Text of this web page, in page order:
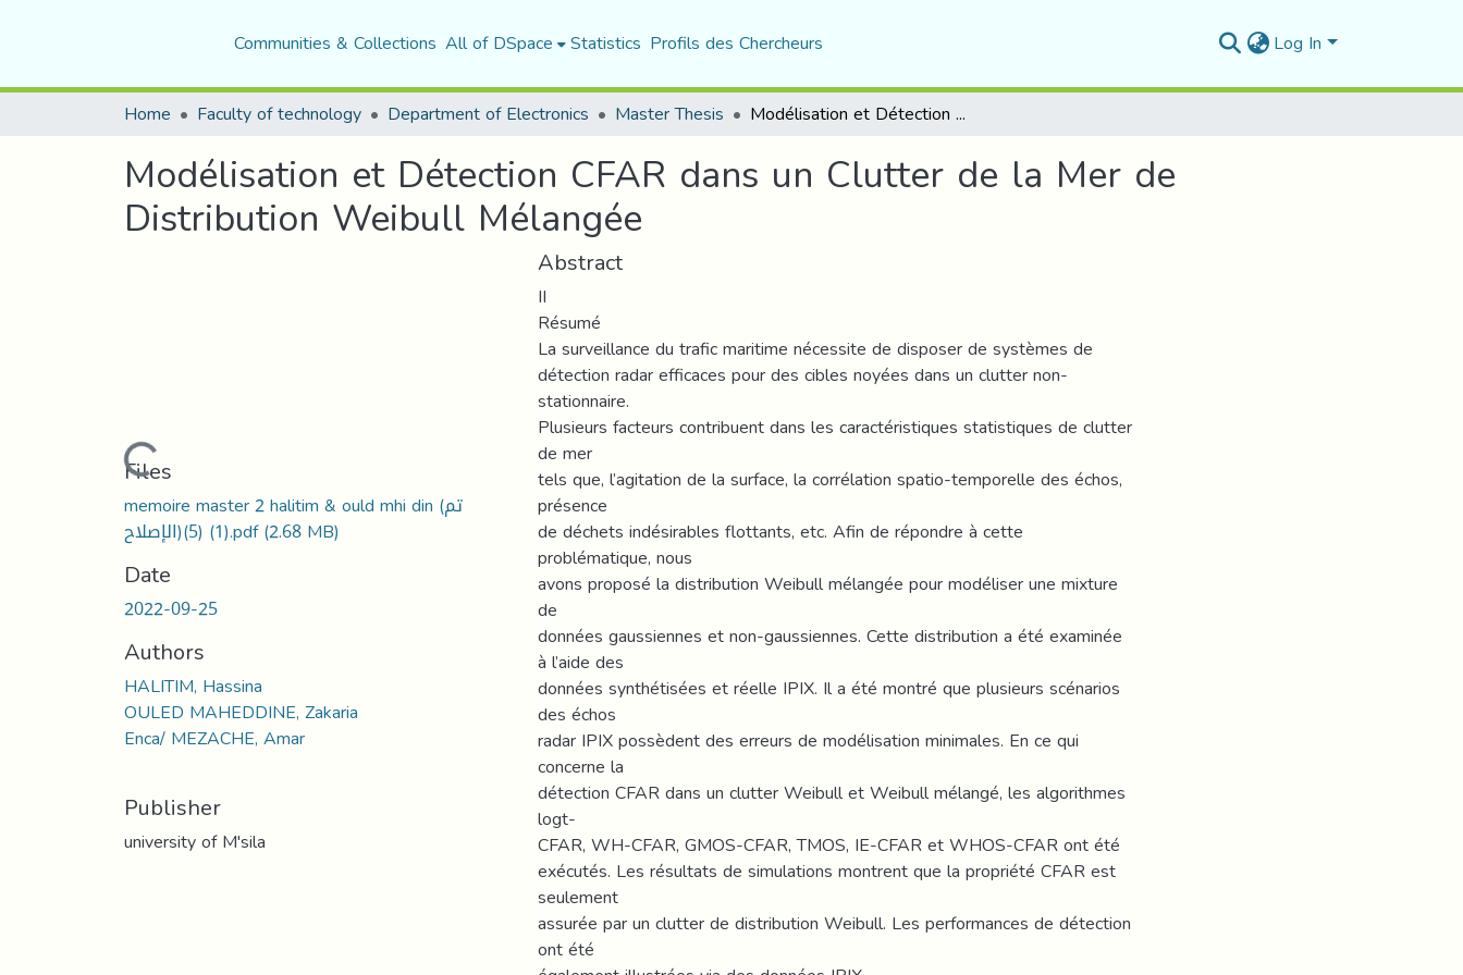
Communities & Collections All of DSpace Statistics Profils des Chercheurs Log In
Home Faculty of technology Department of Electronics Master Thesis Modélisation et Détection CFAR dans un Clutter de la Mer de Distribution Weibull Mélangée
Modélisation et Détection CFAR dans un Clutter de la Mer de
Distribution Weibull Mélangée
Loading...
Files
memoire master 2 halitim & ould mhi din (تم
الإصلاح)(5) (1).pdf(2.68 MB)
Date
2022-09-25
Authors
HALITIM, Hassina
OULED MAHEDDINE, Zakaria
Enca/ MEZACHE, Amar
Publisher
university of M'sila
Abstract
II
Résumé
La surveillance du trafic maritime nécessite de disposer de systèmes de
détection radar efficaces pour des cibles noyées dans un clutter non-
stationnaire.
Plusieurs facteurs contribuent dans les caractéristiques statistiques de clutter
de mer
tels que, l’agitation de la surface, la corrélation spatio-temporelle des échos,
présence
de déchets indésirables flottants, etc. Afin de répondre à cette
problématique, nous
avons proposé la distribution Weibull mélangée pour modéliser une mixture
de
données gaussiennes et non-gaussiennes. Cette distribution a été examinée
à l’aide des
données synthétisées et réelle IPIX. Il a été montré que plusieurs scénarios
des échos
radar IPIX possèdent des erreurs de modélisation minimales. En ce qui
concerne la
détection CFAR dans un clutter Weibull et Weibull mélangé, les algorithmes
logt-
CFAR, WH-CFAR, GMOS-CFAR, TMOS, IE-CFAR et WHOS-CFAR ont été
exécutés. Les résultats de simulations montrent que la propriété CFAR est
seulement
assurée par un clutter de distribution Weibull. Les performances de détection
ont été